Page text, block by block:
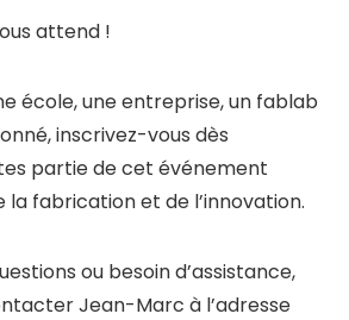
attend !
école, une entreprise, un fablab
inscrivez-vous dès
partie de cet événement
fabrication et de l’innovation.
ou besoin d’assistance,
Jean-Marc à l’adresse